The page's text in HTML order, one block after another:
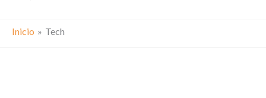
Inicio Tech